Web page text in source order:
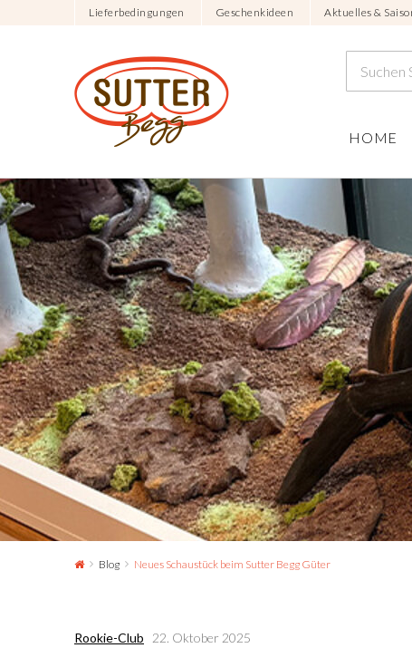
Lieferbedingungen Geschenkideen Aktuelles &
HOME
Blog Neues Schaustück beim Sutter Begg Güter
Rookie-Club 22. Oktober 2025